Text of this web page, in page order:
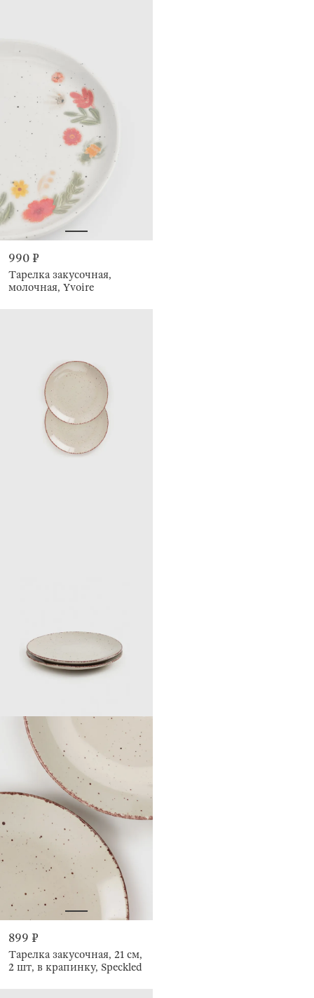
990 ₽
Тарелка закусочная,
молочная, Yvoire
899 ₽
Тарелка закусочная, 21 см,
2 шт, в крапинку, Speckled